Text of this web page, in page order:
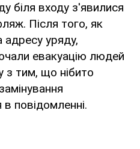
біля входу з'явилися
Після того, як
адресу уряду,
евакуацію людей
з тим, що нібито
повідомленні.